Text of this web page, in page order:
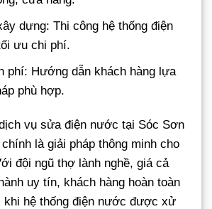
dựng: Thi công hệ thống điện
ưu chi phí.
phí: Hướng dẫn khách hàng lựa
phù hợp.
vụ sửa điện nước tại Sóc Sơn
là giải pháp thông minh cho
đội ngũ thợ lành nghề, giá cả
uy tín, khách hàng hoàn toàn
khi hệ thống điện nước được xử